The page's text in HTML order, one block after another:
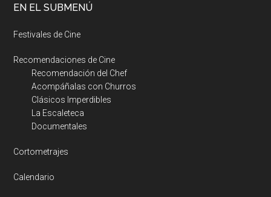
EN EL SUBMENÚ
Festivales de Cine
Recomendaciones de Cine
Recomendación del Chef
Acompáñalas con Churros
Clásicos Imperdibles
La Escaleteca
Documentales
Cortometrajes
Calendario